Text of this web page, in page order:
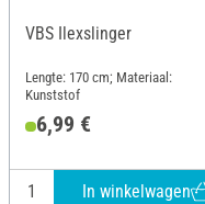
VBS Ilexslinger
Lengte: 170 cm; Materiaal:
Kunststof
6,99 €
In winkelwagen